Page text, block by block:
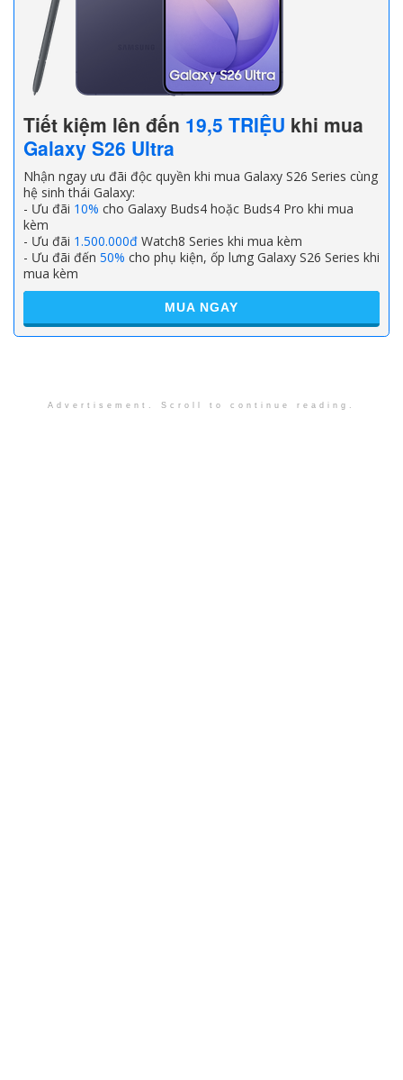
Tiết kiệm lên đến 19,5 TRIỆU khi mua
Galaxy S26 Ultra
Nhận ngay ưu đãi độc quyền khi mua Galaxy S26 Series cùng
hệ sinh thái Galaxy:
- Ưu đãi 10% cho Galaxy Buds4 hoặc Buds4 Pro khi mua
kèm
- Ưu đãi 1.500.000đ Watch8 Series khi mua kèm
- Ưu đãi đến 50% cho phụ kiện, ốp lưng Galaxy S26 Series khi
mua kèm
MUA NGAY
Advertisement. Scroll to continue reading.